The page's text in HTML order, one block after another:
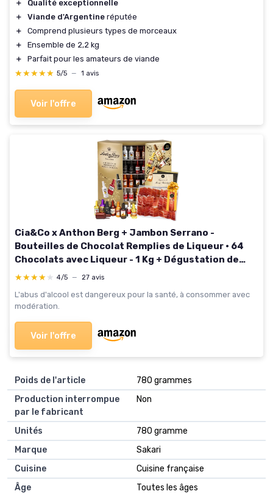
＋
Qualité exceptionnelle
＋
Viande d'Argentine réputée
＋
Comprend plusieurs types de morceaux
＋
Ensemble de 2,2 kg
＋
Parfait pour les amateurs de viande
★★★★★
★★★★★ 5/5 — 1 avis
Voir l'offre
Cia&Co x Anthon Berg + Jambon Serrano -
Bouteilles de Chocolat Remplies de Liqueur · 64
Chocolats avec Liqueur - 1 Kg + Dégustation de
Jambon Serrano Gran Reserva Premium + Carte
★★★★★
★★★★★ 4/5 — 27 avis
L'abus d'alcool est dangereux pour la santé, à consommer avec
modération.
Voir l'offre
Poids de l'article
‎780 grammes
Production interrompue
par le fabricant
‎Non
Unités
‎780 gramme
Marque
‎Sakari
Cuisine
‎Cuisine française
Âge
‎Toutes les âges